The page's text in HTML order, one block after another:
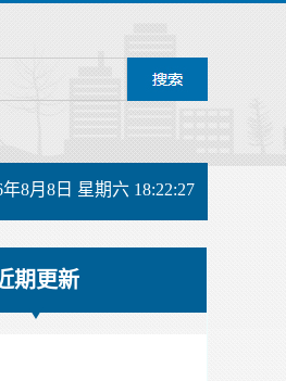
年8月8日 星期六 18:22:27
期更新